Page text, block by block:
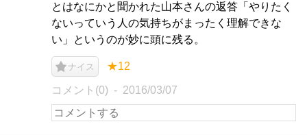
とはなにかと聞かれた山本さんの返答「やりたく
ないっていう人の気持ちがまったく理解できな
い」というのが妙に頭に残る。
ナイス ★12
コメント(0) 2016/03/07